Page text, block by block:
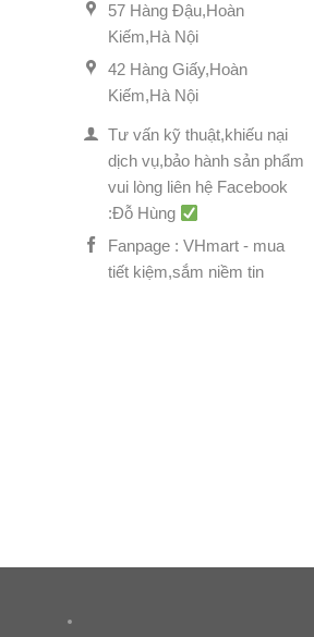
57 Hàng Đậu,Hoàn
Kiếm,Hà Nội
42 Hàng Giấy,Hoàn
Kiếm,Hà Nội
Tư vấn kỹ thuật,khiếu nại
dịch vụ,bảo hành sản phẩm
vui lòng liên hệ Facebook
:Đỗ Hùng
Fanpage : VHmart - mua
tiết kiệm,sắm niềm tin